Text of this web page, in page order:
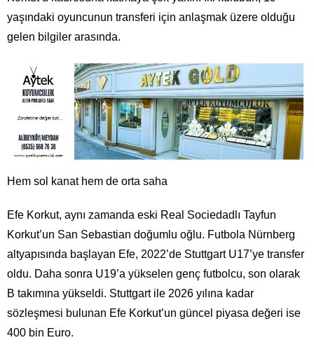
yaşındaki oyuncunun transferi için anlaşmak üzere olduğu
gelen bilgiler arasında.
Hem sol kanat hem de orta saha
Efe Korkut, aynı zamanda eski Real Sociedadlı Tayfun
Korkut’un San Sebastian doğumlu oğlu. Futbola Nürnberg
altyapısında başlayan Efe, 2022’de Stuttgart U17’ye transfer
oldu. Daha sonra U19’a yükselen genç futbolcu, son olarak
B takımına yükseldi. Stuttgart ile 2026 yılına kadar
sözleşmesi bulunan Efe Korkut’un güncel piyasa değeri ise
400 bin Euro.